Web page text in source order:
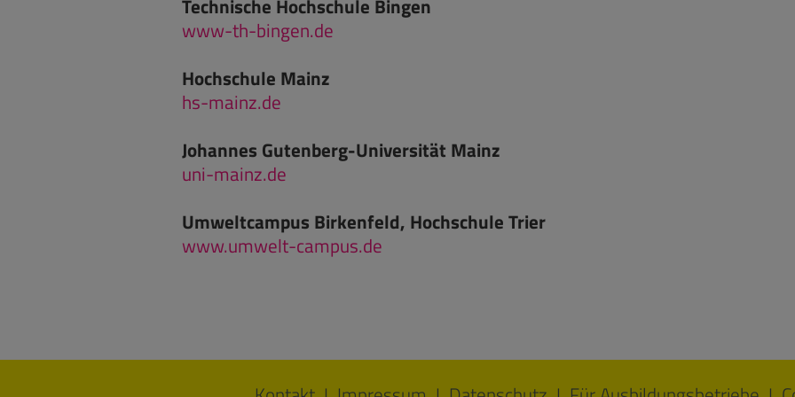
Technische Hochschule Bingen
www-th-bingen.de
Hochschule Mainz
hs-mainz.de
Johannes Gutenberg-Universität Mainz
uni-mainz.de
Umweltcampus Birkenfeld, Hochschule Trier
www.umwelt-campus.de